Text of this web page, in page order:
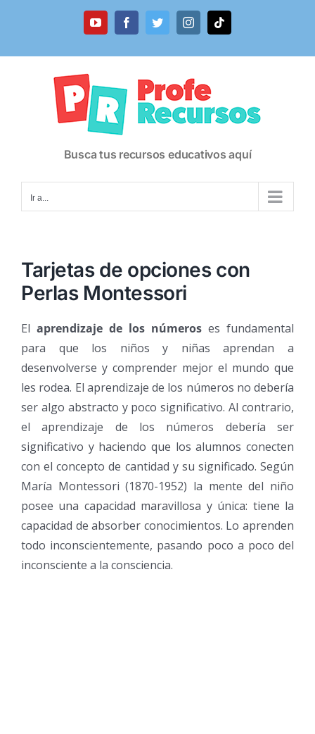
YouTubeFacebookTwitterInstagramTiktok
Busca tus recursos educativos aquí
Ir a...
Tarjetas de opciones con
Perlas Montessori
El aprendizaje de los números es fundamental
para que los niños y niñas aprendan a
desenvolverse y comprender mejor el mundo que
les rodea. El aprendizaje de los números no debería
ser algo abstracto y poco significativo. Al contrario,
el aprendizaje de los números debería ser
significativo y haciendo que los alumnos conecten
con el concepto de cantidad y su significado. Según
María Montessori (1870-1952) la mente del niño
posee una capacidad maravillosa y única: tiene la
capacidad de absorber conocimientos. Lo aprenden
todo inconscientemente, pasando poco a poco del
inconsciente a la consciencia.